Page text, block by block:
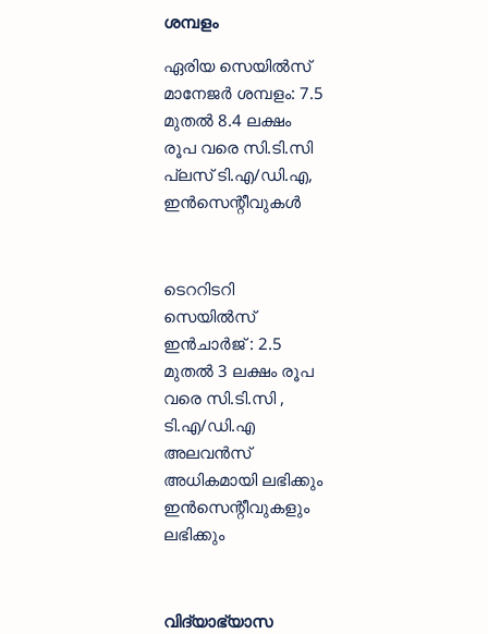
ശമ്പളം
ഏരിയ സെയിൽസ്
മാനേജർ ശമ്പളം: 7.5
മുതൽ 8.4 ലക്ഷം
രൂപ വരെ സി.ടി.സി
പ്ലസ് ടി.എ/ഡി.എ,
ഇൻസെന്റീവുകൾ
ടെററിടറി
സെയിൽസ്
ഇൻചാർജ് : 2.5
മുതൽ 3 ലക്ഷം രൂപ
വരെ സി.ടി.സി ,
ടി.എ/ഡി.എ
അലവൻസ്
അധികമായി ലഭിക്കും
ഇൻസെന്റീവുകളും
ലഭിക്കും
വിദ്യാഭ്യാസ